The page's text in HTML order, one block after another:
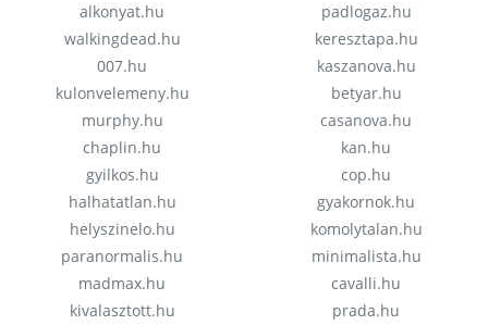
alkonyat.hu
walkingdead.hu
007.hu
kulonvelemeny.hu
murphy.hu
chaplin.hu
gyilkos.hu
halhatatlan.hu
helyszinelo.hu
paranormalis.hu
madmax.hu
kivalasztott.hu
padlogaz.hu
keresztapa.hu
kaszanova.hu
betyar.hu
casanova.hu
kan.hu
cop.hu
gyakornok.hu
komolytalan.hu
minimalista.hu
cavalli.hu
prada.hu